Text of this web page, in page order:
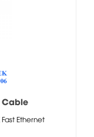
Cable
Fast Ethernet